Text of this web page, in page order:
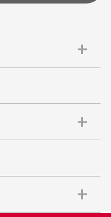
現金のみとなりま
円)＋代引手数料(一